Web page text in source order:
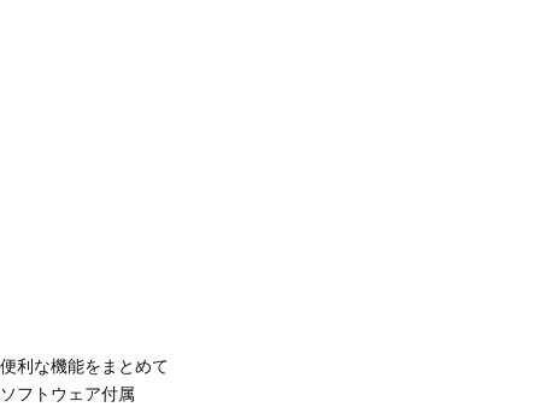
便利な機能をまとめて
ソフトウェア付属